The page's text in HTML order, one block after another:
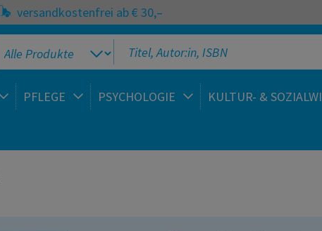
versandkostenfrei ab € 30,–
PFLEGE PSYCHOLOGIE KULTUR- &